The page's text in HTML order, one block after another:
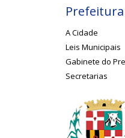
Prefeitura
A Cidade
Leis Municipais
Gabinete do
Secretarias